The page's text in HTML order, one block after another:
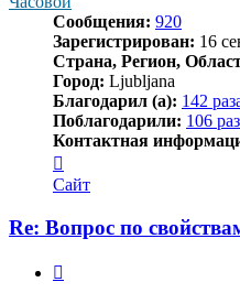
Сообщения: 920
Зарегистрирован: 16
Страна, Регион,
Город: Ljubljana
Благодарил (а): 142
Поблагодарили: 106 раз
Контактная
информация
пользователя
Сайт
Re: Вопрос по